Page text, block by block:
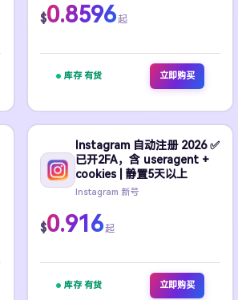
$0.8596起
库存 有货 立即购买
Instagram 自动注册 2026 ✅
已开2FA，含 useragent +
cookies | 静置5天以上
Instagram 新号
$0.916起
库存 有货 立即购买